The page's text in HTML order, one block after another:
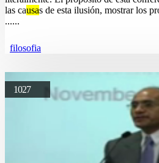
las causas de esta ilusión, mostrar los
......
filosofia
1027